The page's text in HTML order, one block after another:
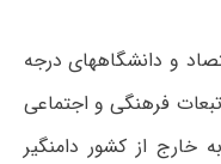
و دانشگاههای درجه
تبعات فرهنگی و اجتماعی
خارج از کشور دامنگیر